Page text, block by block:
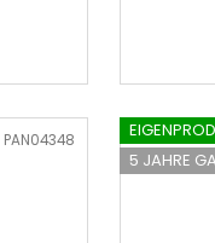
PAN04348
5 JAHRE